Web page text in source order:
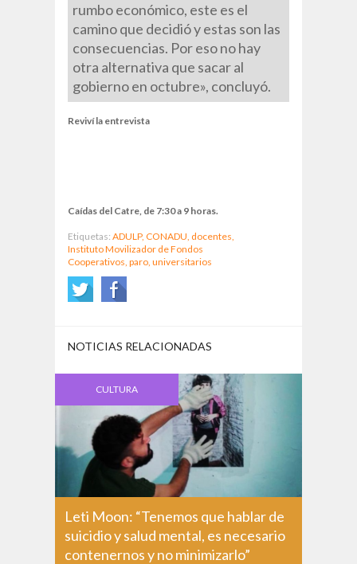
rumbo económico, este es el
camino que decidió y estas son las
consecuencias. Por eso no hay
otra alternativa que sacar al
gobierno en octubre», concluyó.
Reviví la entrevista
Caídas del Catre, de 7:30 a 9 horas.
Etiquetas: ADULP, CONADU, docentes,
Instituto Movilizador de Fondos
Cooperativos, paro, universitarios
NOTICIAS RELACIONADAS
CULTURA
Leti Moon: “Tenemos que hablar de
suicidio y salud mental, es necesario
contenernos y no minimizarlo”